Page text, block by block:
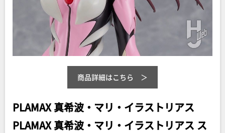
商品詳細はこちら
PLAMAX 真希波・マリ・イラストリアス
PLAMAX 真希波・マリ・イラストリアス ス